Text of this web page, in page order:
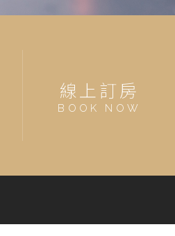
線上訂房
BOOK NOW